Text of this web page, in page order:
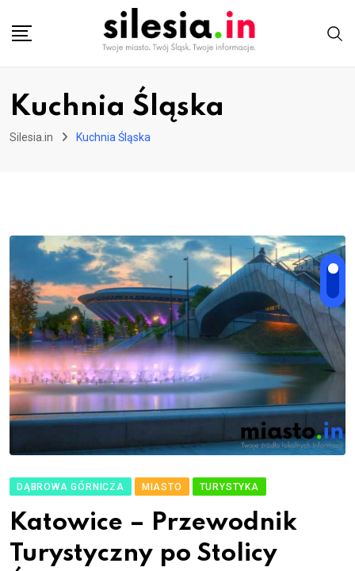
Kuchnia Śląska
Silesia.in Kuchnia Śląska
DĄBROWA GÓRNICZA MIASTO TURYSTYKA
Katowice – Przewodnik
Turystyczny po Stolicy